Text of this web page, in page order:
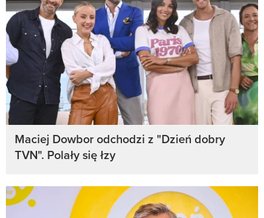
Maciej Dowbor odchodzi z "Dzień dobry
TVN". Polały się łzy